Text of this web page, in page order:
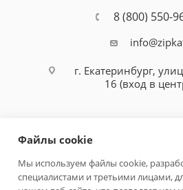
8 (800) 550-
г. Екатеринбург,
16 (вход в
Файлы cookie
Мы используем файлы cookie,
специалистами и третьими лицами,